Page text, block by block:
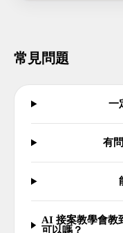
常見問題
一
有
AI 接案教學會教
可以嗎？